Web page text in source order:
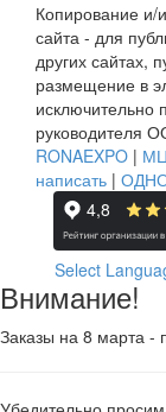
Копирование и/
сайта - для
других сайтах,
размещение в
исключительно
руководителя
RONAEXPO |
написать |
Select
Внимание!
Заказы на 8 марта -